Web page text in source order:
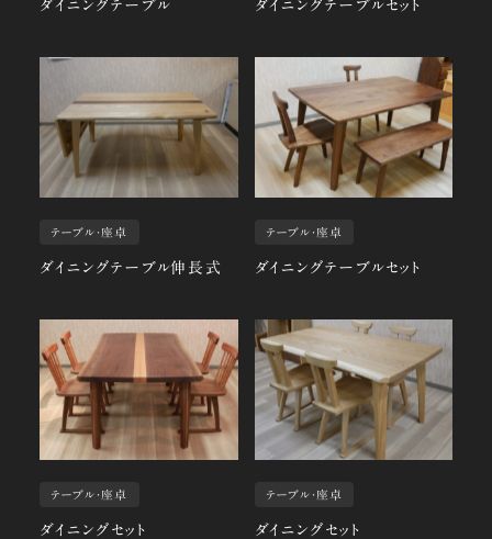
ダイニングテーブル ダイニングテーブルセット
テーブル・座卓
ダイニングテーブル伸長式
テーブル・座卓
ダイニングテーブルセット
テーブル・座卓
ダイニングセット
テーブル・座卓
ダイニングセット